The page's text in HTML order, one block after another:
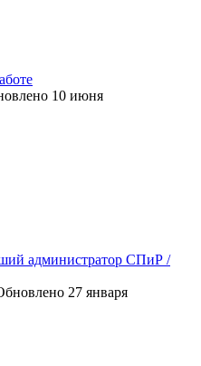
10 июня
администратор СПиР /
27 января